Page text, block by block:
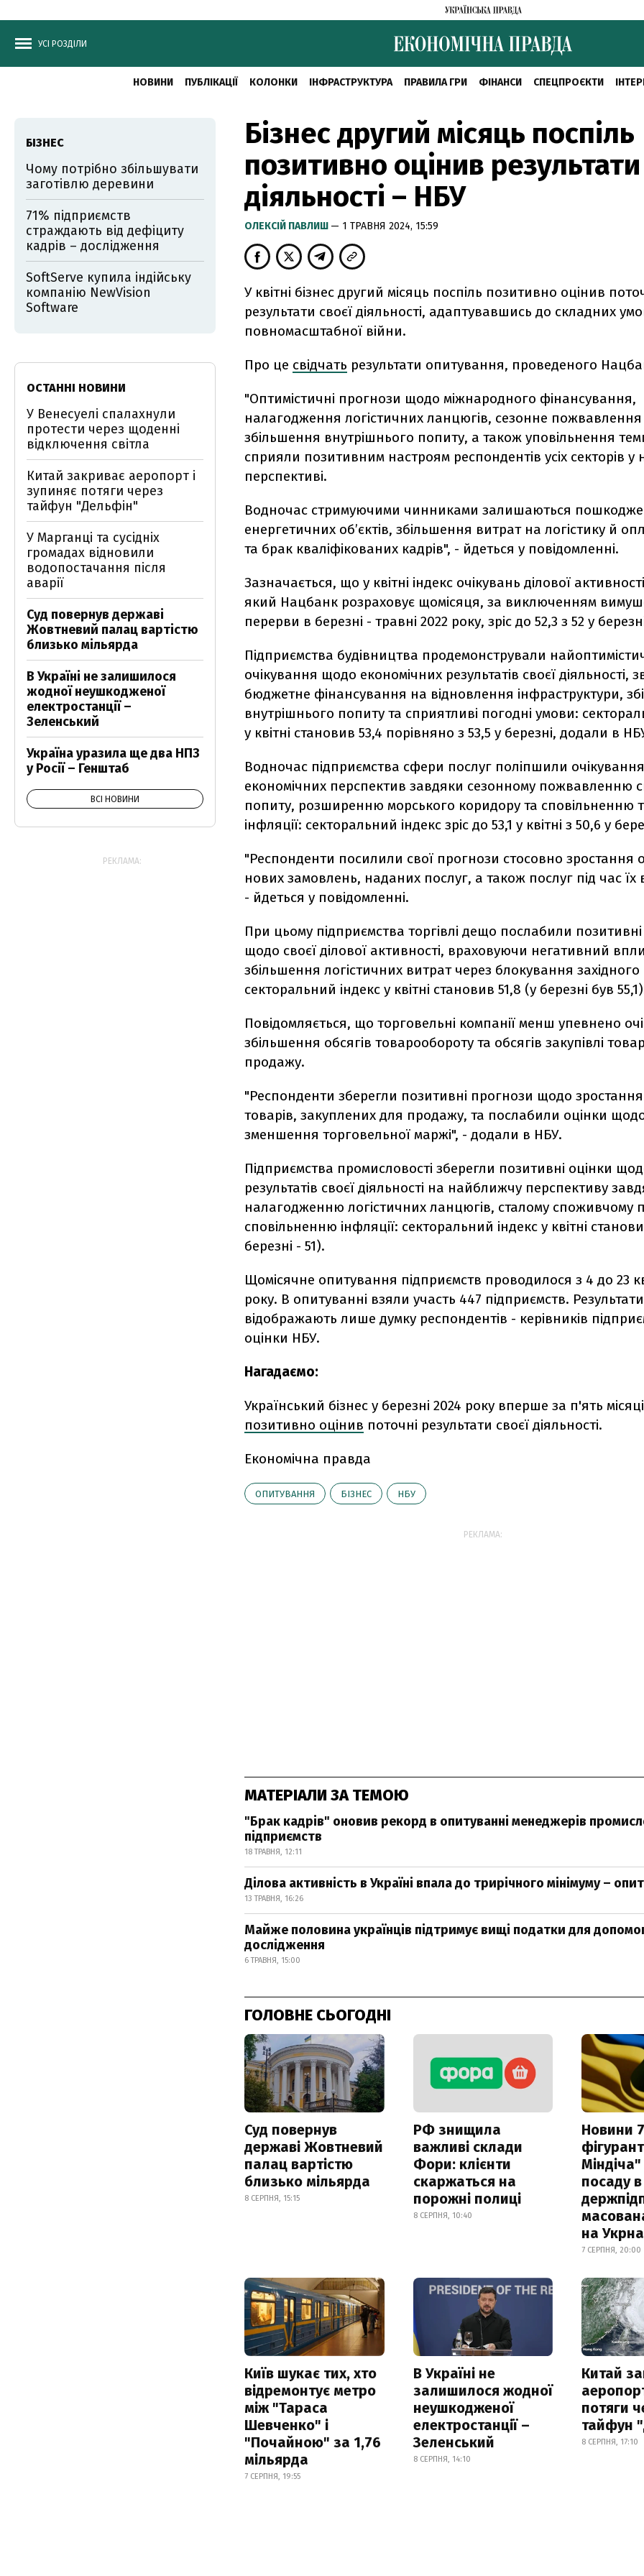
УСІ РОЗДІЛИ
НОВИНИ ПУБЛІКАЦІЇ КОЛОНКИ ІНФРАСТРУКТУРА ПРАВИЛА ГРИ ФІНАНСИ СПЕЦПРОЄКТИ
Бізнес другий місяць поспіль
позитивно оцінив результати
діяльності – НБУ
ОЛЕКСІЙ ПАВЛИШ — 1 ТРАВНЯ 2024, 15:59
У квітні бізнес другий місяць поспіль позитивно оцінив
результати своєї діяльності, адаптувавшись до складних
повномасштабної війни.
Про це свідчать результати опитування, проведеного
"Оптимістичні прогнози щодо міжнародного фінансування,
налагодження логістичних ланцюгів, сезонне пожвавлення
збільшення внутрішнього попиту, а також уповільнення
сприяли позитивним настроям респондентів усіх секторів у
перспективі.
Водночас стримуючими чинниками залишаються
енергетичних об’єктів, збільшення витрат на логістику й
та брак кваліфікованих кадрів", - йдеться у повідомленні.
Зазначається, що у квітні індекс очікувань ділової
який Нацбанк розраховує щомісяця, за виключенням
перерви в березні - травні 2022 року, зріс до 52,3 з 52 у
Підприємства будівництва продемонстрували
очікування щодо економічних результатів своєї діяльності,
бюджетне фінансування на відновлення інфраструктури,
внутрішнього попиту та сприятливі погодні умови:
у квітні становив 53,4 порівняно з 53,5 у березні, додали в
Водночас підприємства сфери послуг поліпшили
економічних перспектив завдяки сезонному пожвавленню
попиту, розширенню морського коридору та сповільненню
інфляції: секторальний індекс зріс до 53,1 у квітні з 50,6 у
"Респонденти посилили свої прогнози стосовно зростання
нових замовлень, наданих послуг, а також послуг під час
- йдеться у повідомленні.
При цьому підприємства торгівлі дещо послабили позитивні
щодо своєї ділової активності, враховуючи негативний
збільшення логістичних витрат через блокування
секторальний індекс у квітні становив 51,8 (у березні був
Повідомляється, що торговельні компанії менш упевнено
збільшення обсягів товарообороту та обсягів закупівлі
продажу.
"Респонденти зберегли позитивні прогнози щодо зростання
товарів, закуплених для продажу, та послабили оцінки
зменшення торговельної маржі", - додали в НБУ.
Підприємства промисловості зберегли позитивні оцінки
результатів своєї діяльності на найближчу перспективу
налагодженню логістичних ланцюгів, сталому споживчому
сповільненню інфляції: секторальний індекс у квітні
березні - 51).
Щомісячне опитування підприємств проводилося з 4 до 23
року. В опитуванні взяли участь 447 підприємств.
відображають лише думку респондентів - керівників
оцінки НБУ.
Нагадаємо:
Український бізнес у березні 2024 року вперше за п'ять
позитивно оцінив поточні результати своєї діяльності.
Економічна правда
ОПИТУВАННЯ БІЗНЕС НБУ
РЕКЛАМА:
МАТЕРІАЛИ ЗА ТЕМОЮ
"Брак кадрів" оновив рекорд в опитуванні менеджерів
підприємств
18 ТРАВНЯ, 12:11
Ділова активність в Україні впала до трирічного мінімуму –
13 ТРАВНЯ, 16:26
Майже половина українців підтримує вищі податки для
дослідження
6 ТРАВНЯ, 15:00
ГОЛОВНЕ СЬОГОДНІ
Суд повернув
державі Жовтневий
палац вартістю
близько мільярда
8 СЕРПНЯ, 15:15
РФ знищила
важливі склади
Фори: клієнти
скаржаться на
порожні полиці
8 СЕРПНЯ, 10:40
Новини
посаду в
на
7 СЕРПНЯ, 20:00
Київ шукає тих, хто
відремонтує метро
між "Тараса
Шевченко" і
"Почайною" за 1,76
мільярда
7 СЕРПНЯ, 19:55
В Україні не
залишилося жодної
неушкодженої
електростанції –
Зеленський
8 СЕРПНЯ, 14:10
Китай
потяги
тайфун
8 СЕРПНЯ, 17:10
БІЗНЕС
Чому потрібно збільшувати
заготівлю деревини
71% підприємств
страждають від дефіциту
кадрів – дослідження
SoftServe купила індійську
компанію NewVision
Software
ОСТАННІ НОВИНИ
У Венесуелі спалахнули
протести через щоденні
відключення світла
Китай закриває аеропорт і
зупиняє потяги через
тайфун "Дельфін"
У Марганці та сусідніх
громадах відновили
водопостачання після
аварії
Суд повернув державі
Жовтневий палац вартістю
близько мільярда
В Україні не залишилося
жодної неушкодженої
електростанції –
Зеленський
Україна уразила ще два НПЗ
у Росії – Генштаб
ВСІ НОВИНИ
РЕКЛАМА: